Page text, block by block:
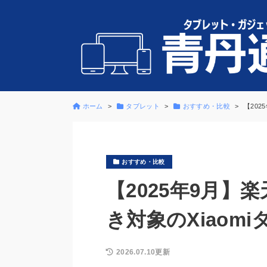
ホーム タブレット おすすめ・比較 【
おすすめ・比較
【2025年9月】
き対象のXiaomi
2026.07.10更新